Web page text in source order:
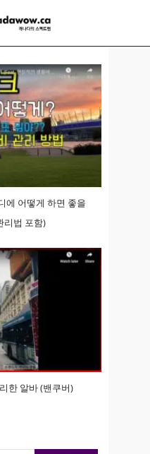
에 어떻게 하면 좋을
리법 포함)
한 알바 (밴쿠버)